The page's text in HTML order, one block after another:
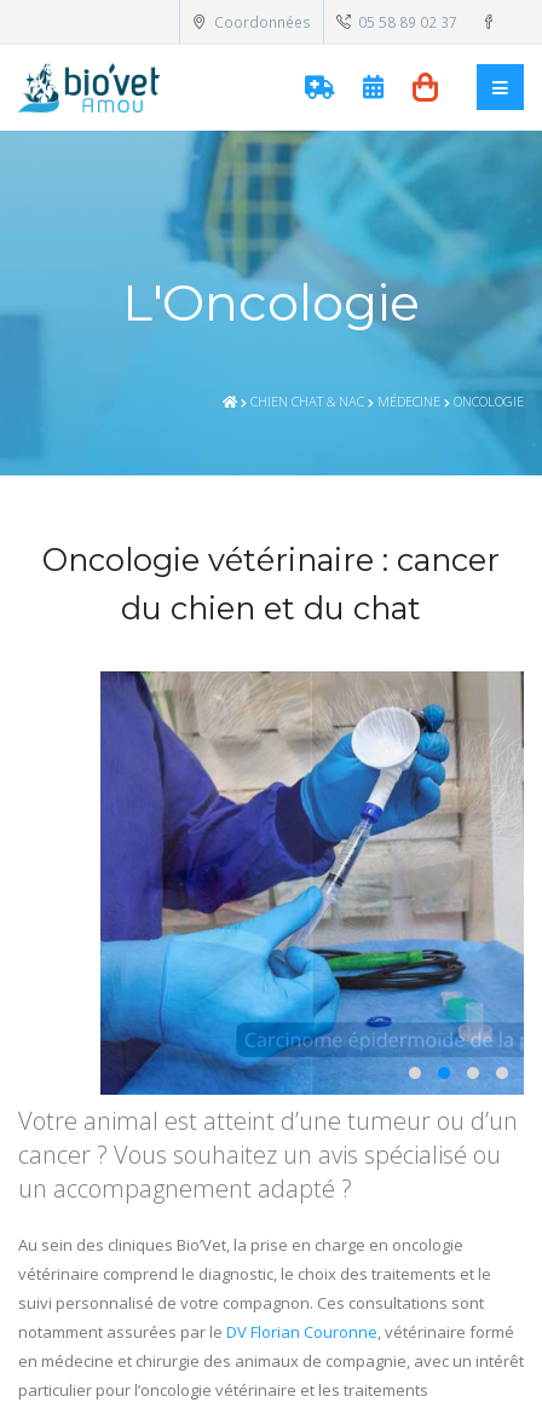
Coordonnées 05 58 89 02 37
L'Oncologie
CHIEN CHAT & NAC MÉDECINE ONCOLOGIE
Oncologie vétérinaire : cancer
du chien et du chat
Votre animal est atteint d’une tumeur ou d’un
cancer ? Vous souhaitez un avis spécialisé ou
un accompagnement adapté ?
Au sein des cliniques Bio’Vet, la prise en charge en oncologie
vétérinaire comprend le diagnostic, le choix des traitements et le
suivi personnalisé de votre compagnon. Ces consultations sont
notamment assurées par le DV Florian Couronne, vétérinaire formé
en médecine et chirurgie des animaux de compagnie, avec un intérêt
particulier pour l’oncologie vétérinaire et les traitements